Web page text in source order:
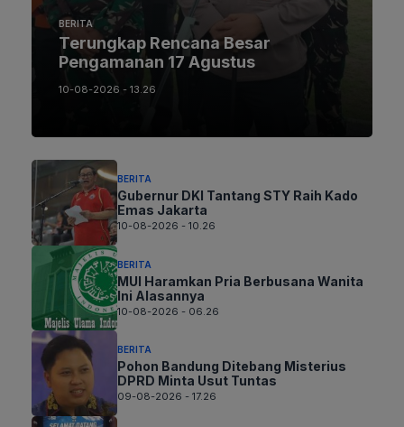
BERITA
Terungkap Rencana Besar
Pengamanan 17 Agustus
10-08-2026 - 13.26
BERITA
Gubernur DKI Tantang STY Raih Kado
Emas Jakarta
10-08-2026 - 10.26
BERITA
MUI Haramkan Pria Berbusana Wanita
Ini Alasannya
10-08-2026 - 06.26
BERITA
Pohon Bandung Ditebang Misterius
DPRD Minta Usut Tuntas
09-08-2026 - 17.26